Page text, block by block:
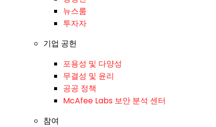
뉴스룸
투자자
기업 공헌
포용성 및 다양성
무결성 및 윤리
공공 정책
McAfee Labs 보안 분석 센터
참여